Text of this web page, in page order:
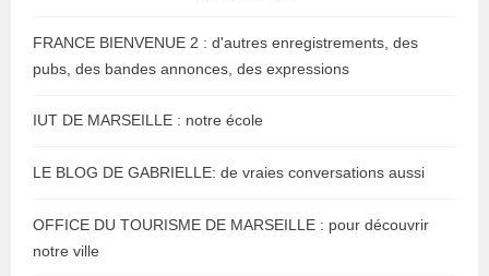
FRANCE BIENVENUE 2 : d'autres enregistrements, des
pubs, des bandes annonces, des expressions
IUT DE MARSEILLE : notre école
LE BLOG DE GABRIELLE: de vraies conversations aussi
OFFICE DU TOURISME DE MARSEILLE : pour découvrir
notre ville